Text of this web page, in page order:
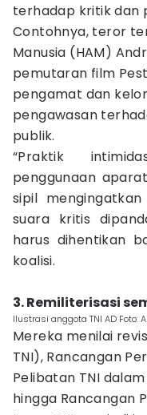
terhadap kritik dan
Contohnya, teror
Manusia (HAM)
pemutaran film
pengamat dan
pengawasan
publik.
“Praktik
penggunaan
sipil
suara kritis
harus dihentikan
koalisi.
3. Remiliterisasi
Ilustrasi anggota TNI AD Foto:
Mereka menilai
TNI), Rancangan
Pelibatan TNI
hingga Rancangan